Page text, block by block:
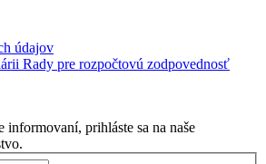
údajov
Rady pre rozpočtovú zodpovednosť
prihláste sa na naše